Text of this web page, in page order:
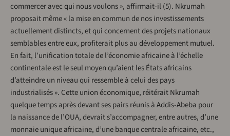
commercer avec qui nous voulons », affirmait-il (5). Nkrumah
proposait même « la mise en commun de nos investissements
actuellement distincts, et qui concernent des projets nationaux
semblables entre eux, profiterait plus au développement mutuel.
En fait, l’unification totale de l’économie africaine à l’échelle
continentale est le seul moyen qu’aient les États africains
d’atteindre un niveau qui ressemble à celui des pays
industrialisés ». Cette union économique, réitérait Nkrumah
quelque temps après devant ses pairs réunis à Addis-Abeba pour
la naissance de l’OUA, devrait s’accompagner, entre autres, d’une
monnaie unique africaine, d’une banque centrale africaine, etc.,